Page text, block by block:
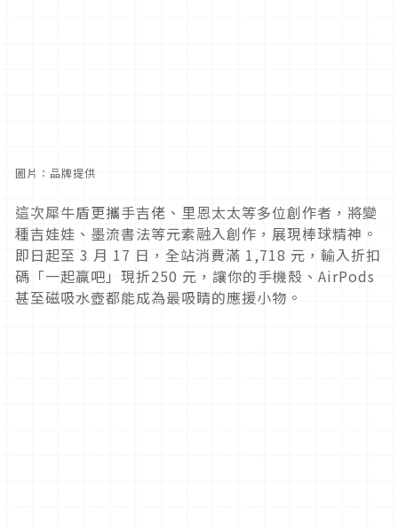
圖片：品牌提供
這次犀牛盾更攜手吉佬、里恩太太等多位創作者，將變
種吉娃娃、墨流書法等元素融入創作，展現棒球精神。
即日起至 3 月 17 日，全站消費滿 1,718 元，輸入折扣
碼「一起贏吧」現折250 元，讓你的手機殼、AirPods
甚至磁吸水壺都能成為最吸睛的應援小物。